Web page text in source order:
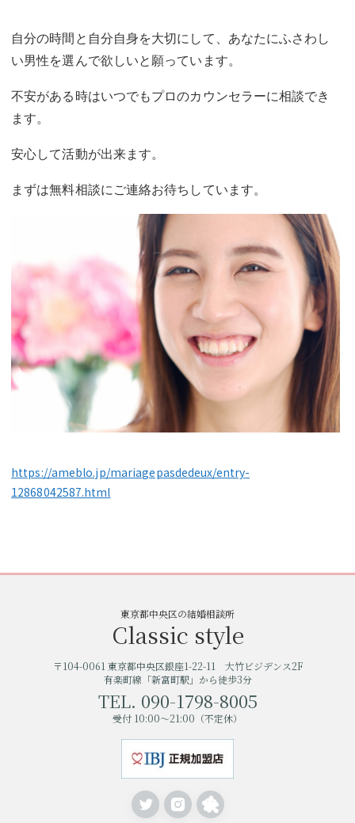
自分の時間と自分自身を大切にして、あなたにふさわし
い男性を選んで欲しいと願っています。
不安がある時はいつでもプロのカウンセラーに相談でき
ます。
安心して活動が出来ます。
まずは無料相談にご連絡お待ちしています。
https://ameblo.jp/mariagepasdedeux/entry-
12868042587.html
東京都中央区の結婚相談所
Classic style
〒104-0061 東京都中央区銀座1-22-11 大竹ビジデンス2F
有楽町線「新富町駅」から徒歩3分
TEL. 090-1798-8005
受付 10:00〜21:00（不定休）